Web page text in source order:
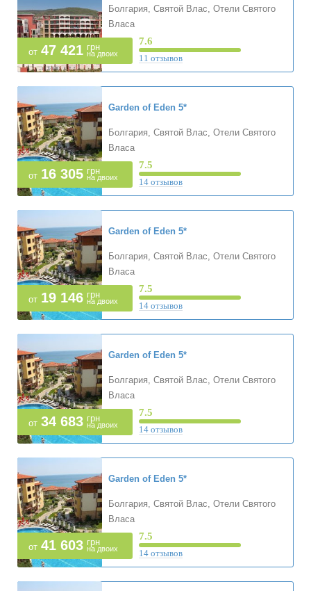
от 47 421 грн
на двоих
Болгария, Святой Влас, Отели Святого
Власа
7.6
11 отзывов
от 16 305 грн
на двоих
Garden of Eden 5*
Болгария, Святой Влас, Отели Святого
Власа
7.5
14 отзывов
от 19 146 грн
на двоих
Garden of Eden 5*
Болгария, Святой Влас, Отели Святого
Власа
7.5
14 отзывов
от 34 683 грн
на двоих
Garden of Eden 5*
Болгария, Святой Влас, Отели Святого
Власа
7.5
14 отзывов
от 41 603 грн
на двоих
Garden of Eden 5*
Болгария, Святой Влас, Отели Святого
Власа
7.5
14 отзывов